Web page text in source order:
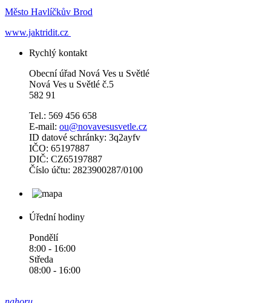
Město Havlíčkův Brod
www.jaktridit.cz
Rychlý kontakt
Obecní úřad Nová Ves u Světlé
Nová Ves u Světlé č.5
582 91
Tel.: 569 456 658
E-mail: ou@novavesusvetle.cz
ID datové schránky: 3q2ayfv
IČO: 65197887
DIČ: CZ65197887
Číslo účtu: 2823900287/0100
Úřední hodiny
Pondělí
8:00 - 16:00
Středa
08:00 - 16:00